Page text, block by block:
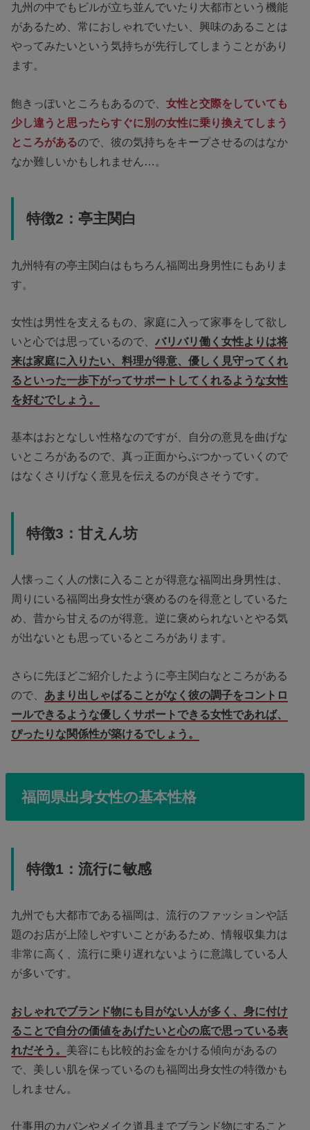
九州の中でもビルが立ち並んでいたり大都市という機能
があるため、常におしゃれでいたい、興味のあることは
やってみたいという気持ちが先行してしまうことがあり
ます。
飽きっぽいところもあるので、女性と交際をしていても
少し違うと思ったらすぐに別の女性に乗り換えてしまう
ところがあるので、彼の気持ちをキープさせるのはなか
なか難しいかもしれません…。
特徴2：亭主関白
九州特有の亭主関白はもちろん福岡出身男性にもありま
す。
女性は男性を支えるもの、家庭に入って家事をして欲し
いと心では思っているので、バリバリ働く女性よりは将
来は家庭に入りたい、料理が得意、優しく見守ってくれ
るといった一歩下がってサポートしてくれるような女性
を好むでしょう。
基本はおとなしい性格なのですが、自分の意見を曲げな
いところがあるので、真っ正面からぶつかっていくので
はなくさりげなく意見を伝えるのが良さそうです。
特徴3：甘えん坊
人懐っこく人の懐に入ることが得意な福岡出身男性は、
周りにいる福岡出身女性が褒めるのを得意としているた
め、昔から甘えるのが得意。逆に褒められないとやる気
が出ないとも思っているところがあります。
さらに先ほどご紹介したように亭主関白なところがある
ので、 あまり出しゃばることがなく彼の調子をコントロ
ールできるような優しくサポートできる女性であれば、
ぴったりな関係性が築けるでしょう。
福岡県出身女性の基本性格
特徴1：流行に敏感
九州でも大都市である福岡は、流行のファッションや話
題のお店が上陸しやすいことがあるため、情報収集力は
非常に高く、流行に乗り遅れないように意識している人
が多いです。
おしゃれでブランド物にも目がない人が多く、身に付け
ることで自分の価値をあげたいと心の底で思っている表
れだそう。 美容にも比較的お金をかける傾向があるの
で、美しい肌を保っているのも福岡出身女性の特徴かも
しれません。
仕事用のカバンやメイク道具までブランド物にすること